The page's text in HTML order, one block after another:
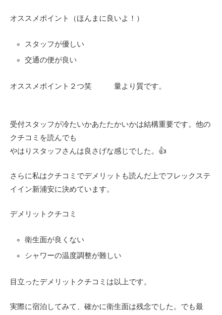
オススメポイント（ほんまに良いよ！）
スタッフが優しい
交通の便が良い
オススメポイント２つ笑 量より質です。
受付スタッフが冷たいかあたたかいかは結構重要です。他の
クチコミを読んでも
やはりスタッフさんは良さげな感じでした。👍
さらに私はクチコミでデメリットも読んだ上でフレックステ
イイン新浦安に決めています。
デメリットクチコミ
衛生面が良くない
シャワーの温度調整が難しい
目立ったデメリットクチコミは以上です。
実際に宿泊してみて、確かに衛生面は残念でした。でも最